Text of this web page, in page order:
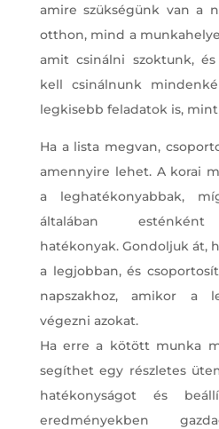
amire szükségünk van a
otthon, mind a
amit csinálni szoktunk,
kell csinálnunk
legkisebb feladatok is,
Ha a lista megvan,
amennyire lehet. A korai
a leghatékonyabbak,
általában
hatékonyak. Gondoljuk át,
a legjobban, és
napszakhoz, amikor a
végezni azokat.
Ha erre a kötött munka
segíthet egy részletes
hatékonyságot és
eredményekben